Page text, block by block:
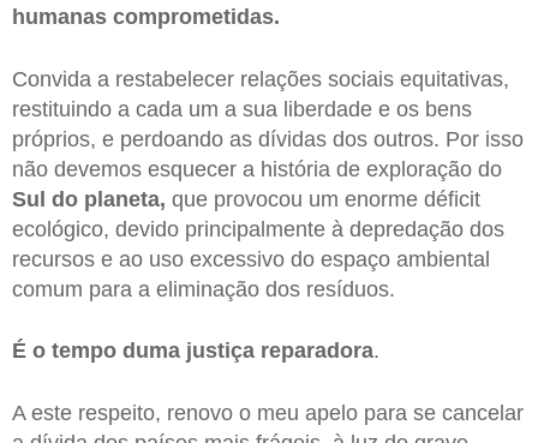
humanas comprometidas.
Convida a restabelecer relações sociais equitativas,
restituindo a cada um a sua liberdade e os bens
próprios, e perdoando as dívidas dos outros. Por isso
não devemos esquecer a história de exploração do
Sul do planeta, que provocou um enorme déficit
ecológico, devido principalmente à depredação dos
recursos e ao uso excessivo do espaço ambiental
comum para a eliminação dos resíduos.
É o tempo duma justiça reparadora.
A este respeito, renovo o meu apelo para se cancelar